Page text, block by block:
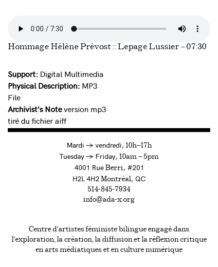
Hommage Hélène Prévost :: Lepage Lussier – 07:30
Support: Digital Multimedia
Physical Description: MP3
File
Archivist's Noteversion mp3
tiré du fichier aiff
Mardi →à
vendredi, 10h—17h
Tuesday →toFriday, 10am — 5pm
4001 RueBerri, #201
H2L 4H2 Montréal, QC
514-845-7934
info@ada-x.org
Centre d’artistes féministe bilingue engagé dans
l’exploration, la création, la diffusion et la réflexion critique
en arts médiatiques et en culture numérique